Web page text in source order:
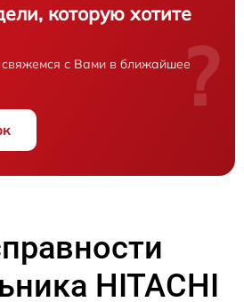
которую хотите
свяжемся с Вами в ближайшее?
HITACHI